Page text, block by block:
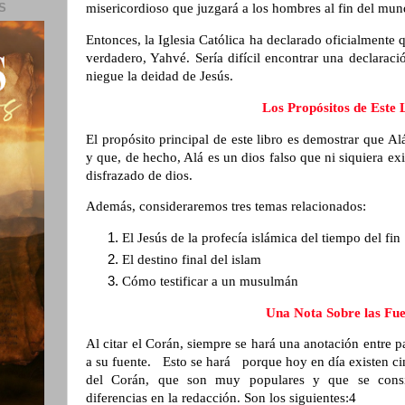
misericordioso que juzgará a los hombres al fin del
Entonces, la Iglesia Católica ha declarado oficialmente
verdadero, Yahvé. Sería difícil encontrar una
niegue la deidad de Jesús.
Los Propósitos de Este
El propósito principal de este libro es demostrar que
y que, de hecho, Alá es un dios falso que ni siquiera
disfrazado de dios.
Además, consideraremos tres temas relacionados:
El Jesús de la profecía islámica del tiempo del fin
El destino final del islam
Cómo testificar a un musulmán
Una Nota Sobre las
Al citar el Corán, siempre se hará una anotación entre
a su fuente. Esto se hará porque hoy en día existen
del Corán, que son muy populares y que se
diferencias en la redacción. Son los siguientes:4